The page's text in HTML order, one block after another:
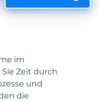
im
Zeit durch
und
die